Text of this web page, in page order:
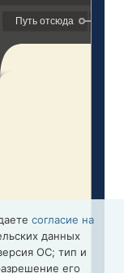
согласие на
данных
ОС; тип и
его